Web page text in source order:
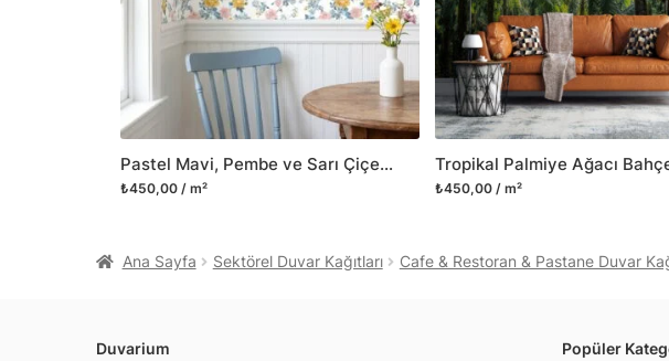
Pastel Mavi, Pembe ve Sarı Çiçekli Kır Evi Duvar Kağıdı, Vintage Botanik Desenli Duvar Posteri
₺450,00 / m² ₺450,00 / m²
Ana Sayfa Sektörel Duvar Kağıtları Cafe & Restoran & Pastane Duvar
Duvarium Popüler